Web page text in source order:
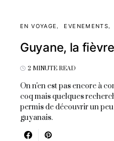
EN VOYAGE EVENEMENTS
Guyane, la
2 MINUTE READ
On n'en est pas encore à
coq mais quelques
permis de découvrir un
guyanais.